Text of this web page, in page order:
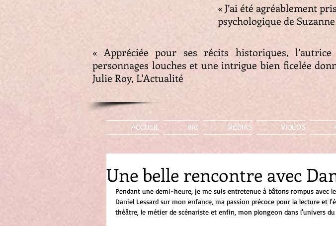
« J’ai été agréablement
psychologique de
« Appréciée pour ses récits historiques,
personnages louches et une intrigue bien ficelée
Julie Roy, L'Actualité
ACCUEIL BIO MÉDIAS VIDÉOS
Une belle rencontre avec
Pendant une demi-heure, je me suis entretenue à bâtons rompus avec
Daniel Lessard sur mon enfance, ma passion précoce pour la lecture et
théâtre, le métier de scénariste et enfin, mon plongeon dans l'univers